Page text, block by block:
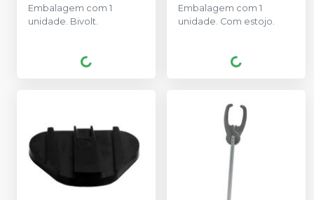
Embalagem com 1
unidade. Bivolt.
Embalagem com 1
unidade. Com estojo.